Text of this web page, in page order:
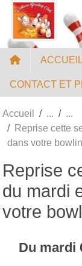
ACCUEIL
CONTACT ET
Accueil
Reprise cette
dans votre
Reprise
du mardi
votre
Du mardi
Panneau de